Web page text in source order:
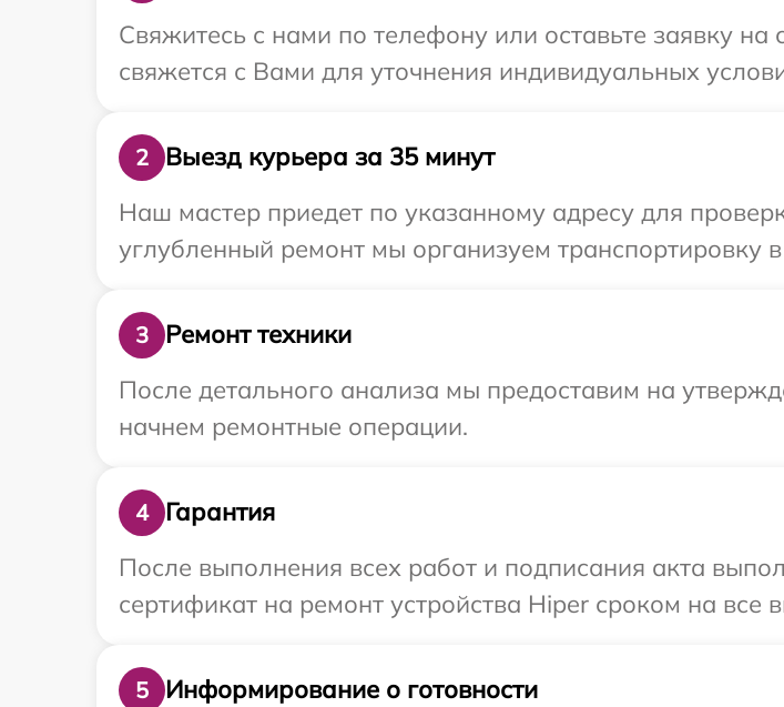
Свяжитесь с нами по телефону или оставьте заявку
свяжется с Вами для уточнения индивидуальных
2
Выезд курьера за 35 минут
Наш мастер приедет по указанному адресу для
углубленный ремонт мы организуем транспортировку
3
Ремонт техники
После детального анализа мы предоставим на
начнем ремонтные операции.
4
Гарантия
После выполнения всех работ и подписания акта
сертификат на ремонт устройства Hiper сроком на все
5
Информирование о готовности